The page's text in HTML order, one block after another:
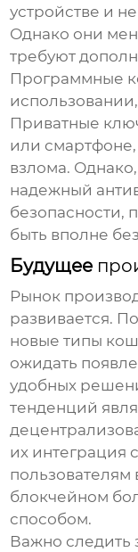
устройстве и
Однако они
требуют
Программные
Приватные
или смартфоне,
взлома.
надежный
безопасности,
быть вполне
Будущее
Рынок
развивается.
новые типы
ожидать
удобных
тенденций
их интеграция
пользователям
блокчейном
способом.
Важно следить